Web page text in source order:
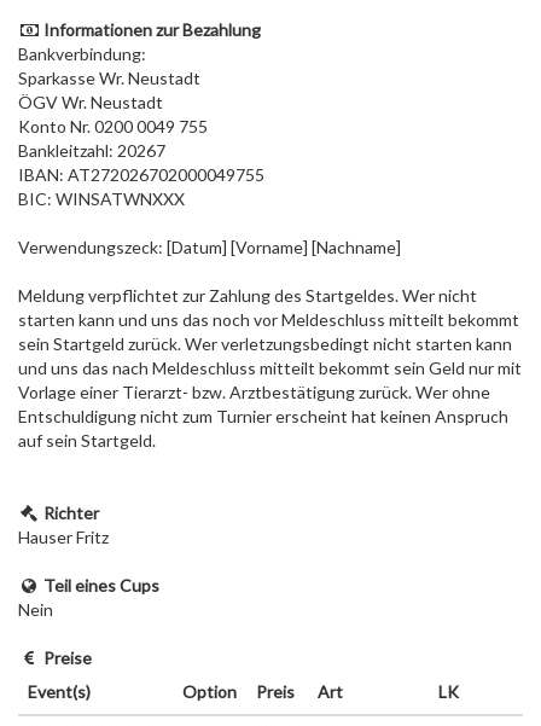
Informationen zur Bezahlung
Bankverbindung:
Sparkasse Wr. Neustadt
ÖGV Wr. Neustadt
Konto Nr. 0200 0049 755
Bankleitzahl: 20267
IBAN: AT272026702000049755
BIC: WINSATWNXXX
Verwendungszeck: [Datum] [Vorname] [Nachname]
Meldung verpflichtet zur Zahlung des Startgeldes. Wer nicht
starten kann und uns das noch vor Meldeschluss mitteilt bekommt
sein Startgeld zurück. Wer verletzungsbedingt nicht starten kann
und uns das nach Meldeschluss mitteilt bekommt sein Geld nur mit
Vorlage einer Tierarzt- bzw. Arztbestätigung zurück. Wer ohne
Entschuldigung nicht zum Turnier erscheint hat keinen Anspruch
auf sein Startgeld.
Richter
Hauser Fritz
Teil eines Cups
Nein
Preise
Event(s)
Option Preis Art LK